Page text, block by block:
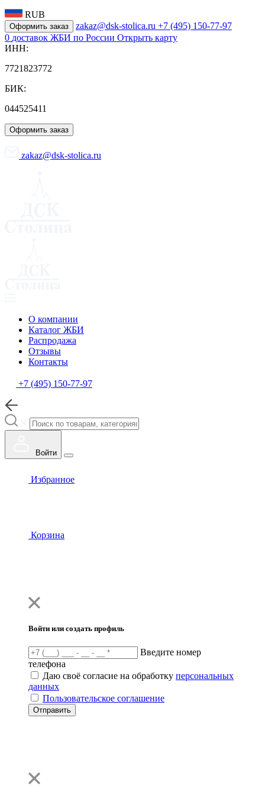
RUB
Оформить заказ zakaz@dsk-stolica.ru +7 (495) 150-77-97
0 доставок ЖБИ по России Открыть карту
ИНН:
7721823772
БИК:
044525411
Оформить заказ
zakaz@dsk-stolica.ru
О компании
Каталог ЖБИ
Распродажа
Отзывы
Контакты
+7 (495) 150-77-97
Войти
Избранное
Корзина
Войти или создать профиль
Введите номер
телефона
Даю своё согласие на обработку персональных
данных
Пользовательское соглашение
Отправить